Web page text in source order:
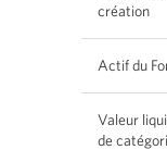
création
Actif du
Valeur
de